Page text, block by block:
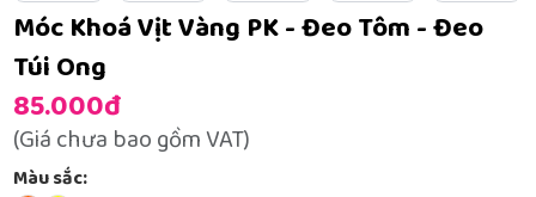
Móc Khoá Vịt Vàng PK - Đeo Tôm - Đeo
Túi Ong
85.000đ
(Giá chưa bao gồm VAT)
Màu sắc: